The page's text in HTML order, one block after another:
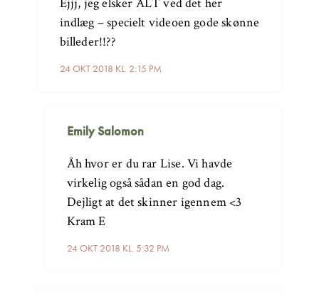
24 OKT 2018 KL. 2:15 PM
indlæg – specielt videoen gode skønne
billeder!!??
Emily Salomon
24 OKT 2018 KL. 5:32 PM
Åh hvor er du rar Lise. Vi havde
virkelig også sådan en god dag.
Dejligt at det skinner igennem <3
Kram E